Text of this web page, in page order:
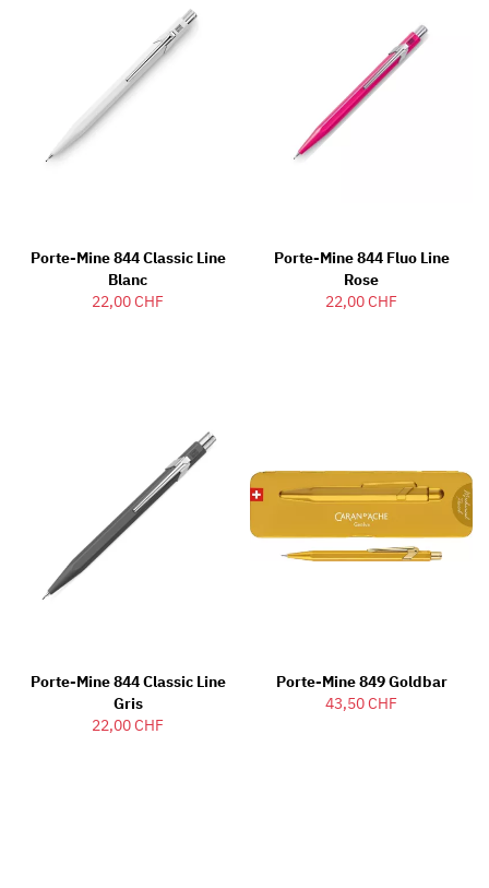
Porte-Mine 844 Classic Line
Blanc
22,00 CHF
Porte-Mine 844 Fluo Line
Rose
22,00 CHF
Porte-Mine 844 Classic Line
Gris
22,00 CHF
Porte-Mine 849 Goldbar
43,50 CHF